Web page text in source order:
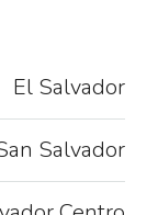
El Salvador
Salvador